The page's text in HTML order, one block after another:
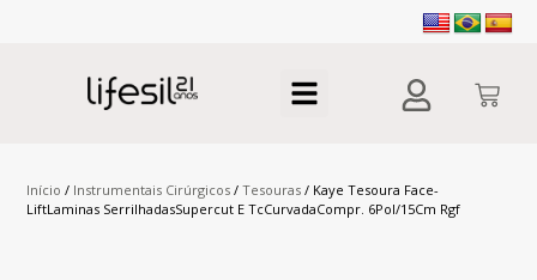
Início / Instrumentais Cirúrgicos /Tesouras / Kaye Tesoura Face-
LiftLaminas SerrilhadasSupercut E TcCurvadaCompr. 6Pol/15Cm Rgf